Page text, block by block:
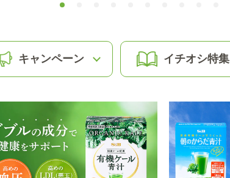
キャンペーン イチオシ特集